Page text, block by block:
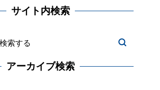
サイト内検索
アーカイブ検索